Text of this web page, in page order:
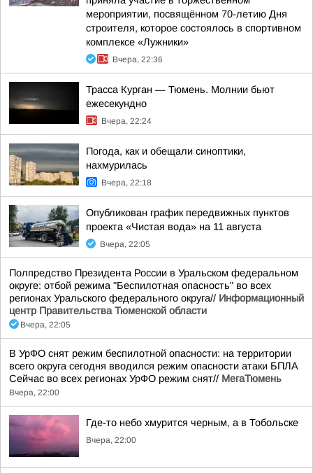
мероприятии, посвящённом 70-летию Дня
строителя, которое состоялось в спортивном
комплексе «Лужники»
Вчера, 22:36
Трасса Курган — Тюмень. Молнии бьют
ежесекундно
Вчера, 22:24
Погода, как и обещали синоптики,
нахмурилась
Вчера, 22:18
Опубликован график передвижных пунктов
проекта «Чистая вода» на 11 августа
Вчера, 22:05
Полпредство Президента России в Уральском федеральном
округе: отбой режима "Беспилотная опасность" во всех
регионах Уральского федерального округа// Информационный
центр Правительства Тюменской области
Вчера, 22:05
В УрФО снят режим беспилотной опасности: на территории
всего округа сегодня вводился режим опасности атаки БПЛА
Сейчас во всех регионах УрФО режим снят// МегаТюмень
Вчера, 22:00
Где-то небо хмурится черным, а в Тобольске
Вчера, 22:00